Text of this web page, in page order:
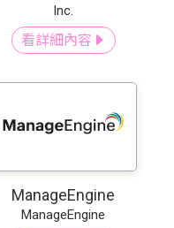
Inc.
看詳細內容
ManageEngine
ManageEngine